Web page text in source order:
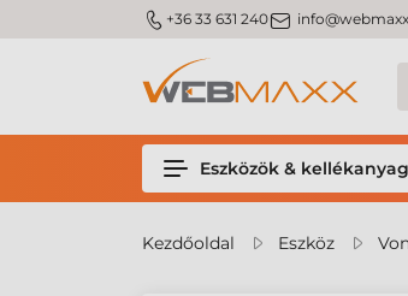
m_phone +36 33 631 240m_email
Eszközök &
Kezdőoldal Eszköz